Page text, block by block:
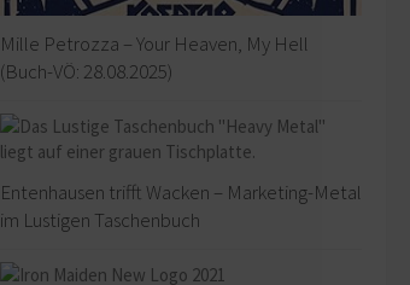
Mille Petrozza – Your Heaven, My Hell
(Buch-VÖ: 28.08.2025)
Entenhausen trifft Wacken – Marketing-Metal
im Lustigen Taschenbuch